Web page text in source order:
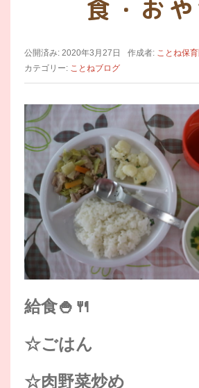
食・おや
公開済み: 2020年3月27日 作成者: ことね保育
カテゴリー: ことねブログ
給食🍚🍴
☆ごはん
☆肉野菜炒め